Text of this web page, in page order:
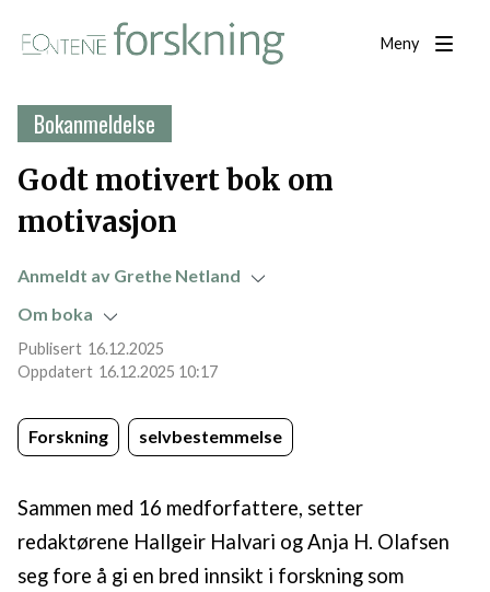
Meny
Bokanmeldelse
Godt motivert bok om
motivasjon
Anmeldt av Grethe Netland
Om boka
16.12.2025
16.12.2025 10:17
Forskning selvbestemmelse
Sammen med 16 medforfattere, setter
redaktørene Hallgeir Halvari og Anja H. Olafsen
seg fore å gi en bred innsikt i forskning som